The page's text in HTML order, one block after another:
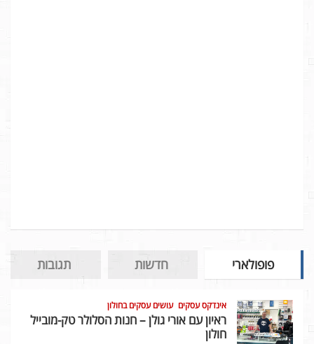
פופולארי חדשות תגובות
אינדקס עסקים עושים עסקים בחולון
ראיון עם אורי גולן – חנות הסלולר טק-מובייל
חולון